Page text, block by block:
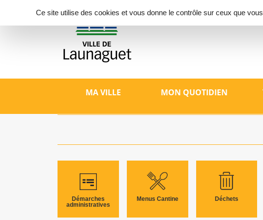
Site officiel de
MA VILLE MON QUOTIDIEN
Démarches
administratives
Menus Cantine Déchets
Ce site utilise des cookies et vous donne le contrôle sur ceux que